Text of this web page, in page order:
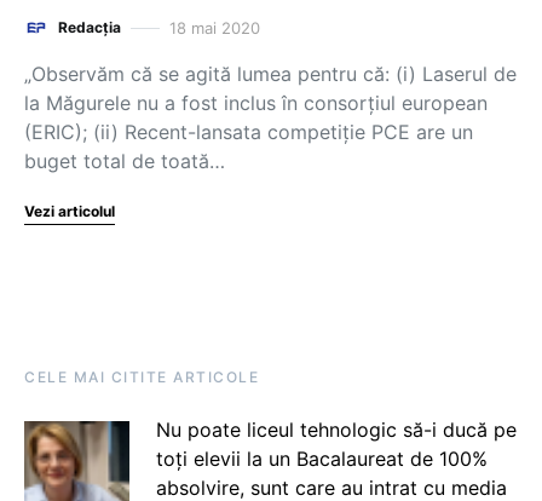
Redacția 18 mai 2020
„Observăm că se agită lumea pentru că: (i) Laserul de
la Măgurele nu a fost inclus în consorțiul european
(ERIC); (ii) Recent-lansata competiție PCE are un
buget total de toată…
Vezi articolul
CELE MAI CITITE ARTICOLE
Nu poate liceul tehnologic să-i ducă pe
toți elevii la un Bacalaureat de 100%
absolvire, sunt care au intrat cu media